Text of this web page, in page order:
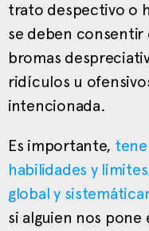
trato despectivo o
se deben consentir
bromas
ridículos u
intencionada.
Es importante,
habilidades y
global y
si alguien nos